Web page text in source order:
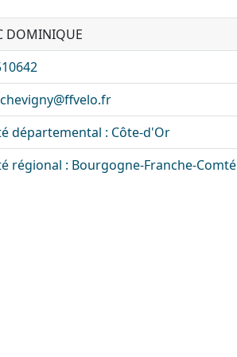
DOMINIQUE
départemental : Côte-d'Or
régional : Bourgogne-Franche-Comté